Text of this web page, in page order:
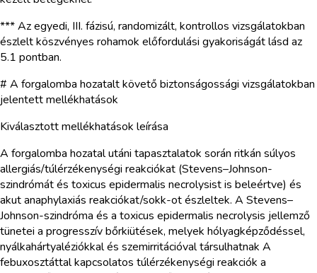
*** Az egyedi, III. fázisú, randomizált, kontrollos vizsgálatokban
észlelt köszvényes rohamok előfordulási gyakoriságát lásd az
5.1 pontban.
# A forgalomba hozatalt követő biztonságossági vizsgálatokban
jelentett mellékhatások
Kiválasztott mellékhatások leírása
A forgalomba hozatal utáni tapasztalatok során ritkán súlyos
allergiás/túlérzékenységi reakciókat (Stevens–Johnson-
szindrómát és toxicus epidermalis necrolysist is beleértve) és
akut anaphylaxiás reakciókat/sokk-ot észleltek. A Stevens–
Johnson-szindróma és a toxicus epidermalis necrolysis jellemző
tünetei a progresszív bőrkiütések, melyek hólyagképződéssel,
nyálkahártyaléziókkal és szemirritációval társulhatnak A
febuxosztáttal kapcsolatos túlérzékenységi reakciók a